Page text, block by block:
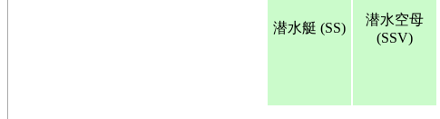
潜水艇 (SS)
潜水空母
(SSV)